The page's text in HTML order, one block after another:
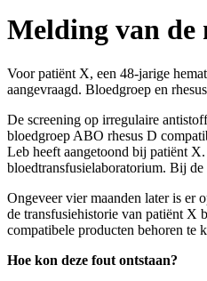
Melding van de
Voor patiënt X, een 48-jarige
aangevraagd. Bloedgroep en
De screening op irregulaire
bloedgroep ABO rhesus D
Leb heeft aangetoond bij patiënt
bloedtransfusielaboratorium. Bij
Ongeveer vier maanden later is er
de transfusiehistorie van patiënt X
compatibele producten behoren te
Hoe kon deze fout ontstaan?